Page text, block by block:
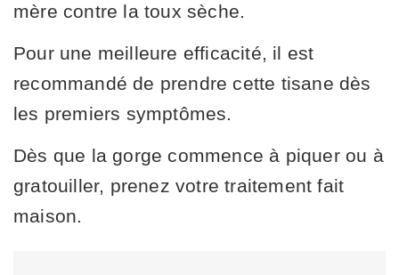
mère contre la toux sèche.
Pour une meilleure efficacité, il est
recommandé de prendre cette tisane dès
les premiers symptômes.
Dès que la gorge commence à piquer ou à
gratouiller, prenez votre traitement fait
maison.